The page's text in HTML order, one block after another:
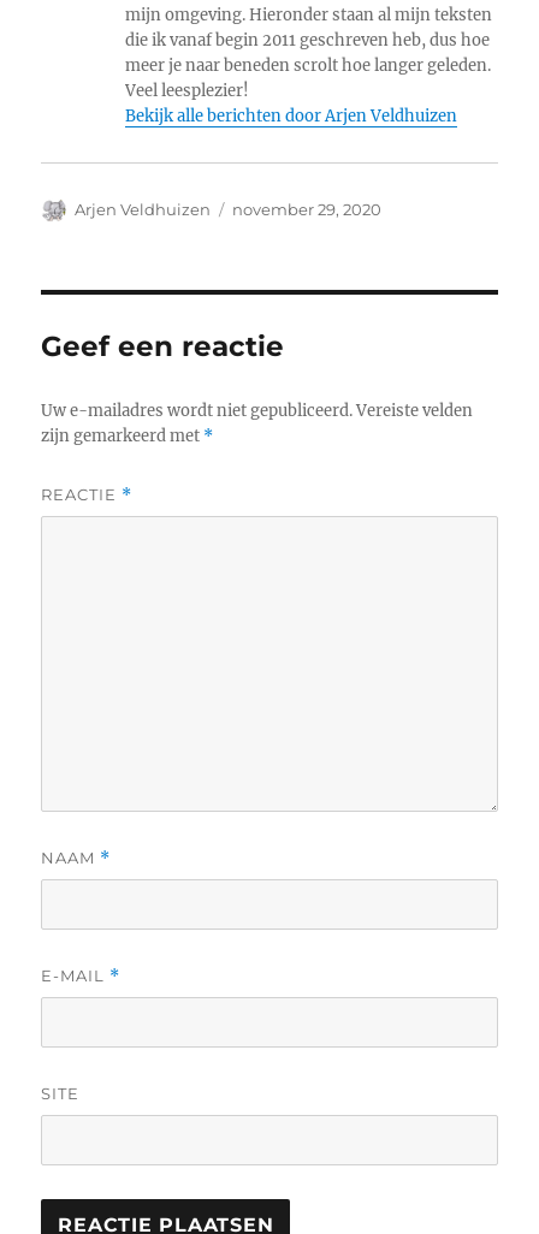
mijn omgeving. Hieronder staan al mijn teksten
die ik vanaf begin 2011 geschreven heb, dus hoe
meer je naar beneden scrolt hoe langer geleden.
Veel leesplezier!
Bekijk alle berichten door Arjen Veldhuizen
Auteur
Arjen Veldhuizen
Geplaatst
november 29, 2020
Geef een reactie
Uw e-mailadres wordt niet gepubliceerd. Vereiste velden
zijn gemarkeerd met *
REACTIE *
NAAM *
E-MAIL *
SITE